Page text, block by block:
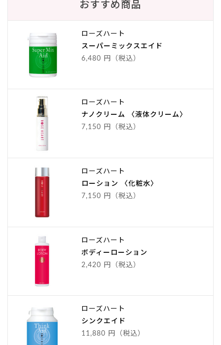
おすすめ商品
ローズハート
スーパーミックスエイド
6,480 円（税込）
ローズハート
ナノクリーム 〈液体クリーム〉
7,150 円（税込）
ローズハート
ローション 〈化粧水〉
7,150 円（税込）
ローズハート
ボディーローション
2,420 円（税込）
ローズハート
シンクエイド
11,880 円（税込）